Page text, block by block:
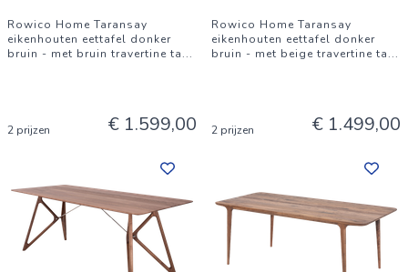
Rowico Home Taransay
eikenhouten eettafel donker
bruin - met bruin travertine ta...
2 prijzen € 1.599,00
Rowico Home Taransay
eikenhouten eettafel donker
bruin - met beige travertine ta...
2 prijzen € 1.499,00